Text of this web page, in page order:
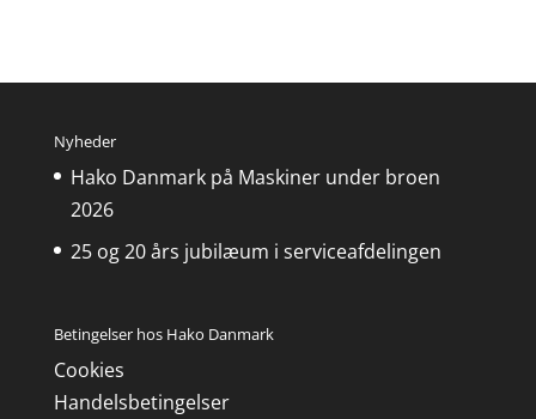
Nyheder
Hako Danmark på Maskiner under broen
2026
25 og 20 års jubilæum i serviceafdelingen
Betingelser hos Hako Danmark
Cookies
Handelsbetingelser